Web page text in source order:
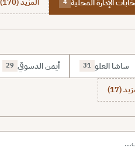
الإدارة المحلية 4 المزيد (170)
ساشا العلو 31 أيمن الدسوقي 29
(17)